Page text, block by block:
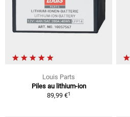
Louis Parts
Piles au lithium-ion
89,99 €1